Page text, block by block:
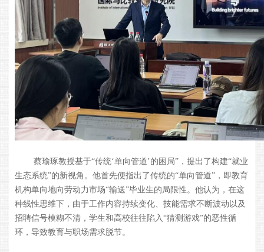
蔡瑜琢教授基于“传统‘单向管道’的困局”，提出了构建“就业
生态系统”的新视角。他首先便指出了传统的“单向管道”，即教育
机构单向地向劳动力市场“输送”毕业生的局限性。他认为，在这
种线性思维下，由于工作内容持续变化、技能需求不断波动以及
招聘信号模糊不清，学生和高校往往陷入“猜测游戏”的恶性循
环，导致教育与职场需求脱节。